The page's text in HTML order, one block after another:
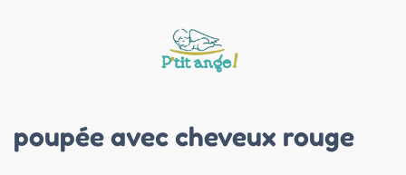
poupée avec cheveux rouge